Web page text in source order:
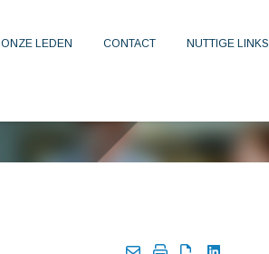
ONZE LEDEN CONTACT NUTTIGE LINKS